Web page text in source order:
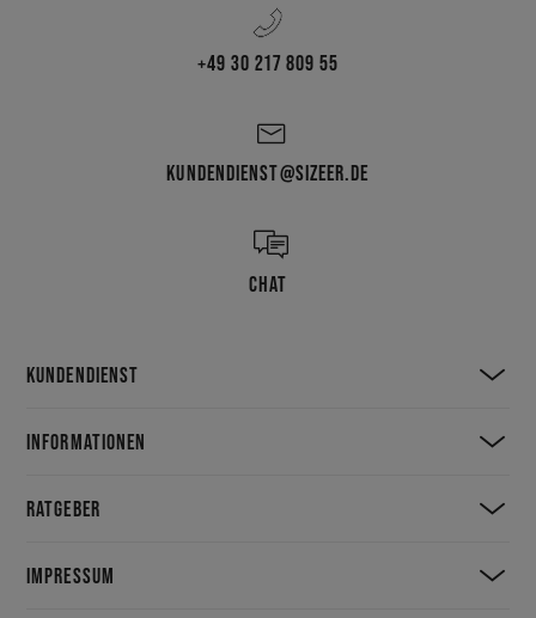
+49 30 217 809 55
KUNDENDIENST@SIZEER.DE
CHAT
KUNDENDIENST
INFORMATIONEN
RATGEBER
IMPRESSUM